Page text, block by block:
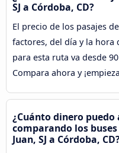
SJ a Córdoba, CD?
El precio de los pasajes
factores, del día y la hora
para esta ruta va desde
Compara ahora y
¿Cuánto dinero
comparando los
Juan, SJ a Córdoba,